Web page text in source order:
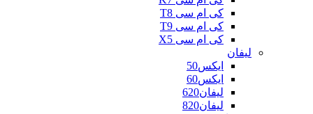
کی ام سی T8
کی ام سی T9
کی ام سی X5
لیفان
ایکس50
ایکس60
لیفان620
لیفان820